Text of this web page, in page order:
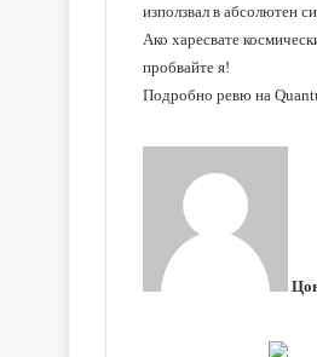
използвал в абсолютен
Ако харесвате
пробвайте я!
Подробно ревю на